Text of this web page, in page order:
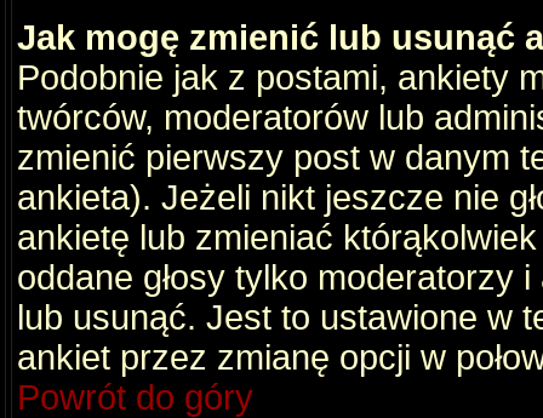
Jak mogę zmienić lub usunąć
Podobnie jak z postami, ankiety
twórców, moderatorów lub
zmienić pierwszy post w danym
ankieta). Jeżeli nikt jeszcze nie
ankietę lub zmieniać
oddane głosy tylko moderatorzy
lub usunąć. Jest to ustawione w
ankiet przez zmianę opcji w
Powrót do góry